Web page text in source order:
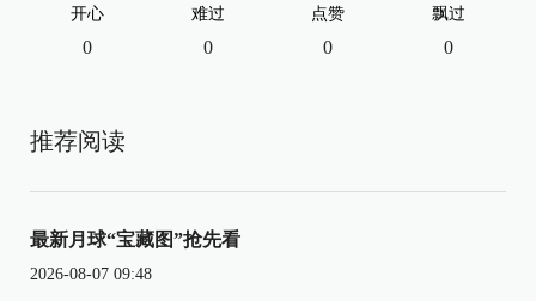
开心
0
难过
0
点赞
0
飘过
0
推荐阅读
最新月球“宝藏图”抢先看
2026-08-07 09:48